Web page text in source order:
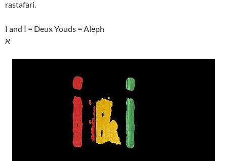
rastafari.
I and I = Deux Youds = Aleph
א